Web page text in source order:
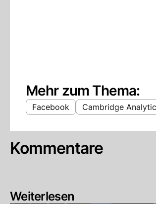
Mehr zum Thema:
Facebook Cambridge
Kommentare
Weiterlesen